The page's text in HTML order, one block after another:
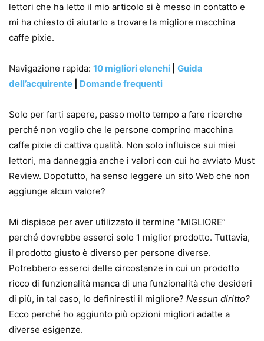
lettori che ha letto il mio articolo si è messo in contatto e
mi ha chiesto di aiutarlo a trovare la migliore macchina
caffe pixie.
Navigazione rapida: 10 migliori elenchi
Guida
dell’acquirente
Domande frequenti
Solo per farti sapere, passo molto tempo a fare ricerche
perché non voglio che le persone comprino macchina
caffe pixie di cattiva qualità. Non solo influisce sui miei
lettori, ma danneggia anche i valori con cui ho avviato Must
Review. Dopotutto, ha senso leggere un sito Web che non
aggiunge alcun valore?
Mi dispiace per aver utilizzato il termine “MIGLIORE”
perché dovrebbe esserci solo 1 miglior prodotto. Tuttavia,
il prodotto giusto è diverso per persone diverse.
Potrebbero esserci delle circostanze in cui un prodotto
ricco di funzionalità manca di una funzionalità che desideri
di più, in tal caso, lo definiresti il ​​migliore? Nessun diritto?
Ecco perché ho aggiunto più opzioni migliori adatte a
diverse esigenze.